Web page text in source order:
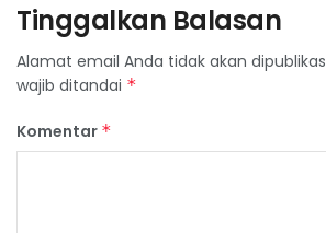
Tinggalkan Balasan
Alamat email Anda tidak akan
wajib ditandai *
Komentar *